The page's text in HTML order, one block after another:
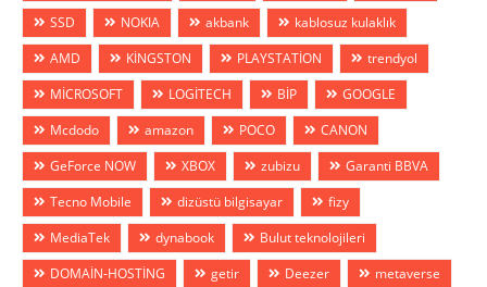
SSD
NOKIA akbank
kablosuz kulaklık
AMD
KİNGSTON PLAYSTATİON
trendyol
MİCROSOFT
LOGİTECH BİP
GOOGLE
Mcdodo
amazon POCO
CANON
GeForce NOW
XBOX zubizu
Garanti BBVA
Tecno Mobile
dizüstü bilgisayar
fizy
MediaTek
dynabook
Bulut teknolojileri
DOMAİN-HOSTİNG
getir Deezer
metaverse